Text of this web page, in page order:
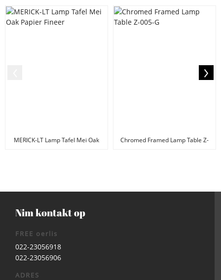
MERICK-LT Lamp Tafel Mei Oak
Chromed Framed Lamp Table Z-
Nim kontakt op
FREE oerlis
022-23056918
022-23056906
ADRES